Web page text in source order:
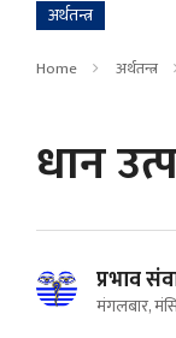
अर्थतन्त्र
Home अर्थतन्त्र
धान
प्रभाव
मंगलबार,